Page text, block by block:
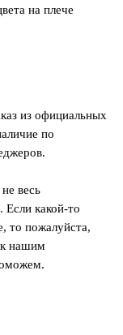
на плече
из официальных
по
весь
Если какой-то
то пожалуйста,
к нашим